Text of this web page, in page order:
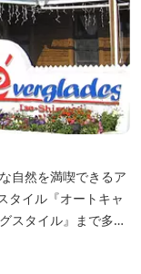
自然を満喫できるア
タイル『オートキャ
スタイル』まで多彩
ズイベント＆アクテ
チャーを取り入れ